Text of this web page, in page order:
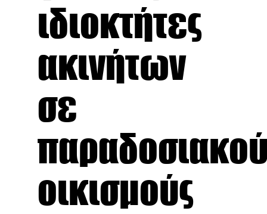
ιδιοκτήτες
ακινήτων
σε
οικισμούς